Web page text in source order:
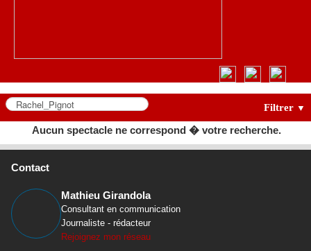
Filtrer ▼
Aucun spectacle ne correspond � votre recherche.
Contact
Mathieu Girandola
Consultant en communication
Journaliste - rédacteur
Rejoignez mon réseau